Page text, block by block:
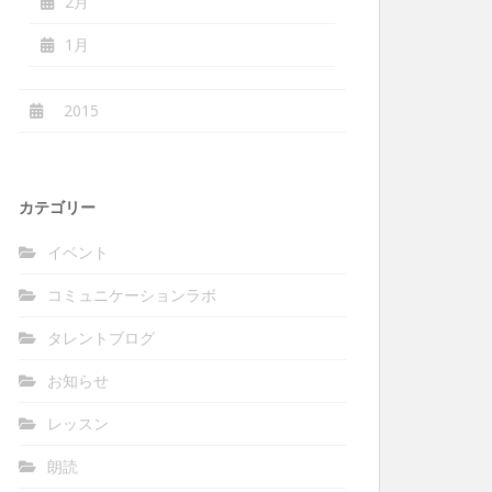
1月
2015
カテゴリー
イベント
コミュニケーションラボ
タレントブログ
お知らせ
レッスン
朗読